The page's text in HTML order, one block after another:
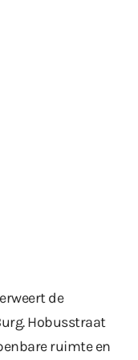
de
Hobusstraat
ruimte en